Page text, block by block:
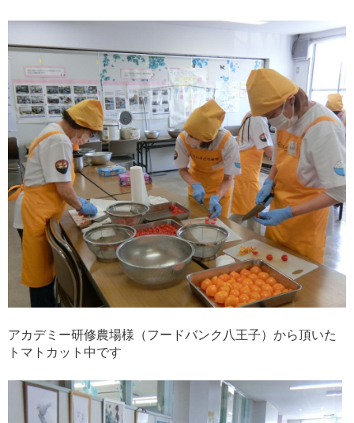
アカデミー研修農場様（フードバンク八王子）から頂いた
トマトカット中です